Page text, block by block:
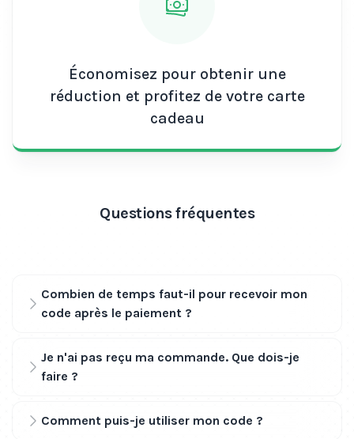
compte mobile Orange.
naviguer sur Internet et profiter des services en
ligne inclus avec la recharge.
Économisez pour obtenir une
réduction et profitez de votre carte
cadeau
Questions fréquentes
Combien de temps faut-il pour recevoir mon
code après le paiement ?
Je n'ai pas reçu ma commande. Que dois-je
faire ?
Comment puis-je utiliser mon code ?